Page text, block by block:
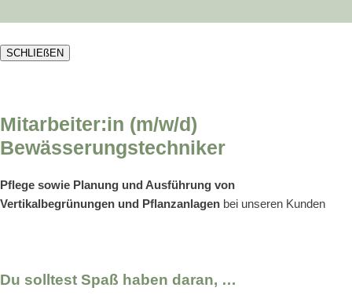
SCHLIEßEN
Mitarbeiter:in (m/w/d)
Bewässerungstechniker
Pflege sowie Planung und Ausführung von
Vertikalbegrünungen und Pflanzanlagen bei unseren Kunden
Du solltest Spaß haben daran, …